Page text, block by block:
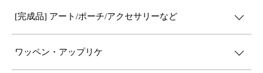
[完成品] アート/ポーチ/アクセサリーなど
ワッペン・アップリケ